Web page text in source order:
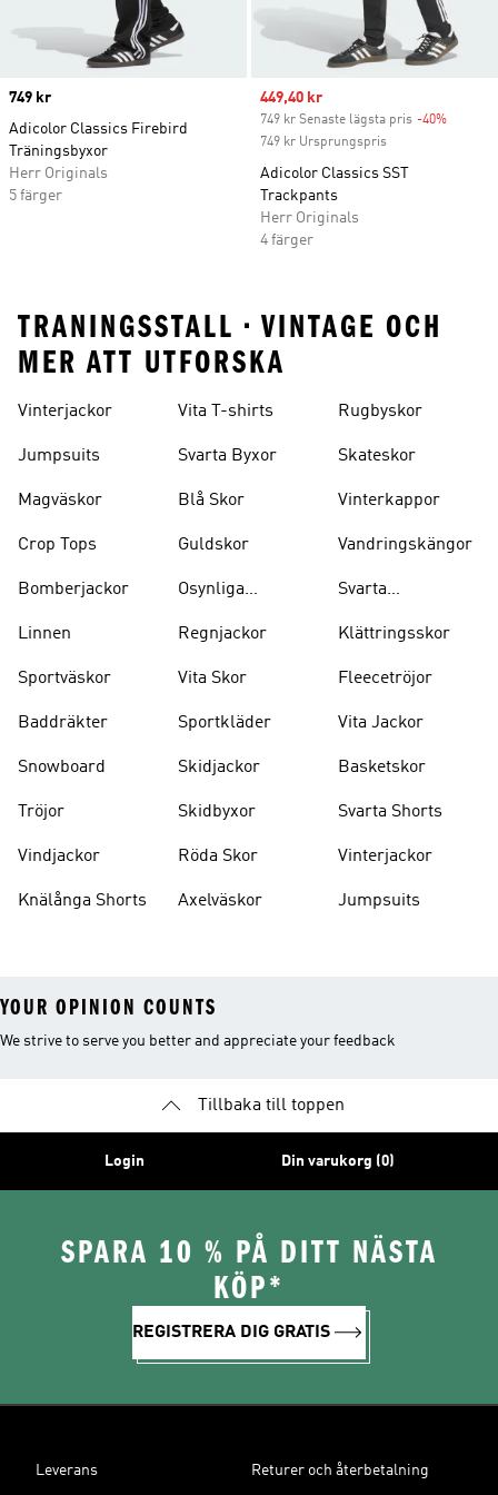
Price
749 kr
Adicolor Classics Firebird
Träningsbyxor
Herr Originals
5 färger
Sale price
449,40 kr
749 kr Senaste lägsta pris -40%
749 kr Ursprungspris
Adicolor Classics SST
Trackpants
Herr Originals
4 färger
TRANINGSSTALL • VINTAGE OCH
MER ATT UTFORSKA
Vinterjackor
Jumpsuits
Magväskor
Crop Tops
Bomberjackor
Linnen
Sportväskor
Baddräkter
Snowboard
Tröjor
Vindjackor
Knälånga Shorts
Vita T-shirts
Svarta Byxor
Blå Skor
Guldskor
Osynliga
Regnjackor
Vita Skor
Sportkläder
Skidjackor
Skidbyxor
Röda Skor
Axelväskor
Rugbyskor
Skateskor
Vinterkappor
Vandringskängor
Svarta
Klättringsskor
Fleecetröjor
Vita Jackor
Basketskor
Svarta Shorts
Vinterjackor
Jumpsuits
YOUR OPINION COUNTS
We strive to serve you better and appreciate your feedback
Tillbaka till toppen
Login Din varukorg (0)
SPARA 10 % PÅ DITT NÄSTA
KÖP*
REGISTRERA DIG GRATIS
Leverans Returer och återbetalning